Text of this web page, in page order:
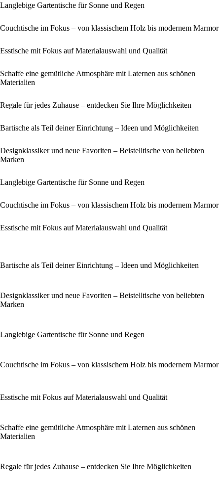
Langlebige Gartentische für Sonne und Regen
Couchtische im Fokus – von klassischem Holz bis modernem Marmor
Esstische mit Fokus auf Materialauswahl und Qualität
Schaffe eine gemütliche Atmosphäre mit Laternen aus schönen
Materialien
Regale für jedes Zuhause – entdecken Sie Ihre Möglichkeiten
Bartische als Teil deiner Einrichtung – Ideen und Möglichkeiten
Designklassiker und neue Favoriten – Beistelltische von beliebten
Marken
Langlebige Gartentische für Sonne und Regen
Couchtische im Fokus – von klassischem Holz bis modernem Marmor
Esstische mit Fokus auf Materialauswahl und Qualität
Bartische als Teil deiner Einrichtung – Ideen und Möglichkeiten
Designklassiker und neue Favoriten – Beistelltische von beliebten
Marken
Langlebige Gartentische für Sonne und Regen
Couchtische im Fokus – von klassischem Holz bis modernem Marmor
Esstische mit Fokus auf Materialauswahl und Qualität
Schaffe eine gemütliche Atmosphäre mit Laternen aus schönen
Materialien
Regale für jedes Zuhause – entdecken Sie Ihre Möglichkeiten